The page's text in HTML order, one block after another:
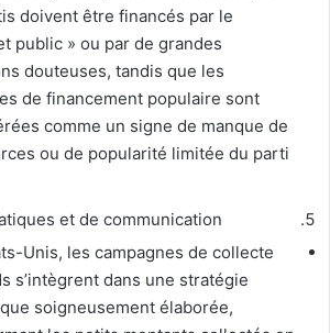
doivent être financés par le
public » ou par de grandes
douteuses, tandis que les
de financement populaire sont
comme un signe de manque de
ou de popularité limitée du parti.
et de communication
Unis, les campagnes de collecte
s’intègrent dans une stratégie
soigneusement élaborée,